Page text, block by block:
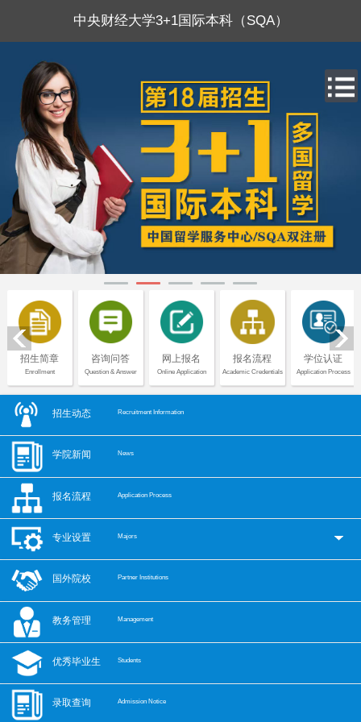
中央财经大学3+1国际本科（SQA）
招生简章
Enrollment
咨询问答
Question & Answer
网上报名
Online Application
报名流程
Academic Credentials
学位认证
Application Process
招生动态 Recruitment Information
学院新闻 News
报名流程 Application Process
专业设置 Majors
国外院校 Partner Institutions
教务管理 Management
优秀毕业生 Students
录取查询 Admission Notice